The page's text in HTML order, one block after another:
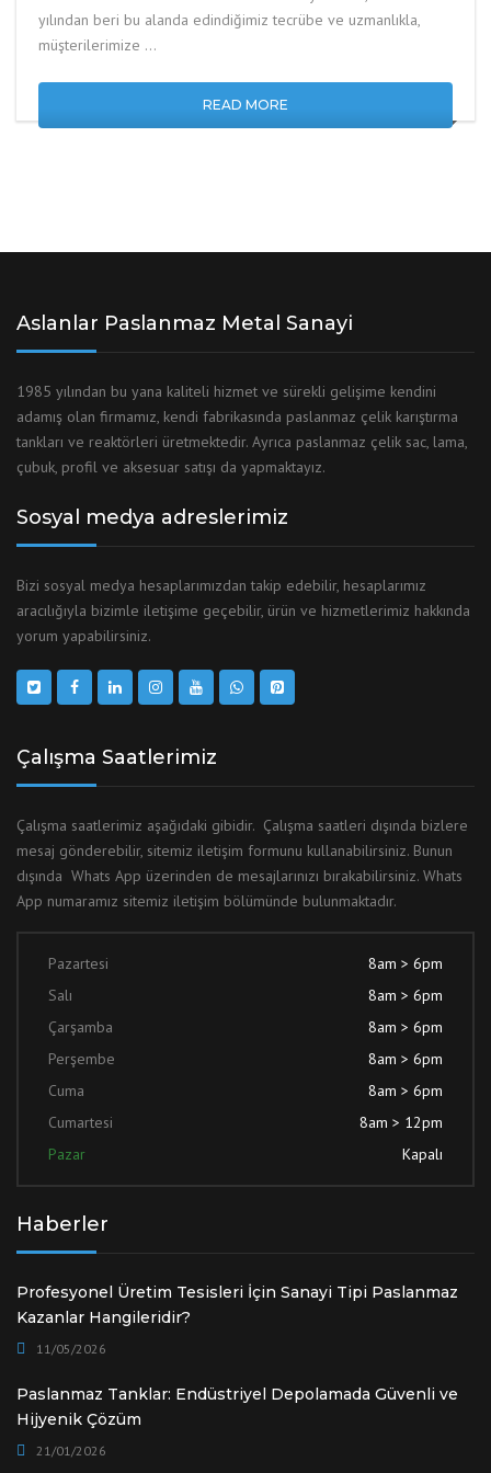
yılından beri bu alanda edindiğimiz tecrübe ve uzmanlıkla,
müşterilerimize …
READ MORE
Aslanlar Paslanmaz Metal Sanayi
1985 yılından bu yana kaliteli hizmet ve sürekli gelişime kendini
adamış olan firmamız, kendi fabrikasında paslanmaz çelik karıştırma
tankları ve reaktörleri üretmektedir. Ayrıca paslanmaz çelik sac, lama,
çubuk, profil ve aksesuar satışı da yapmaktayız.
Sosyal medya adreslerimiz
Bizi sosyal medya hesaplarımızdan takip edebilir, hesaplarımız
aracılığıyla bizimle iletişime geçebilir, ürün ve hizmetlerimiz hakkında
yorum yapabilirsiniz.
Çalışma Saatlerimiz
Çalışma saatlerimiz aşağıdaki gibidir. Çalışma saatleri dışında bizlere
mesaj gönderebilir, sitemiz iletişim formunu kullanabilirsiniz. Bunun
dışında Whats App üzerinden de mesajlarınızı bırakabilirsiniz. Whats
App numaramız sitemiz iletişim bölümünde bulunmaktadır.
Pazartesi
8am > 6pm
Salı
8am > 6pm
Çarşamba
8am > 6pm
Perşembe
8am > 6pm
Cuma
8am > 6pm
Cumartesi
8am > 12pm
Pazar
Kapalı
Haberler
Profesyonel Üretim Tesisleri İçin Sanayi Tipi Paslanmaz
Kazanlar Hangileridir?
11/05/2026
Paslanmaz Tanklar: Endüstriyel Depolamada Güvenli ve
Hijyenik Çözüm
21/01/2026